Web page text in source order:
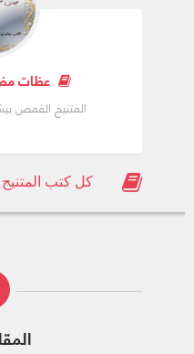
عظات
المتنيح القمص
كل كتب